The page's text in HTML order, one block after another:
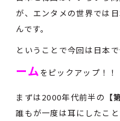
が、エンタメの世界では
んです。
ということで今回は日本
ーム をピックアップ！！
まずは2000年代前半の 【
誰もが一度は耳にしたこ